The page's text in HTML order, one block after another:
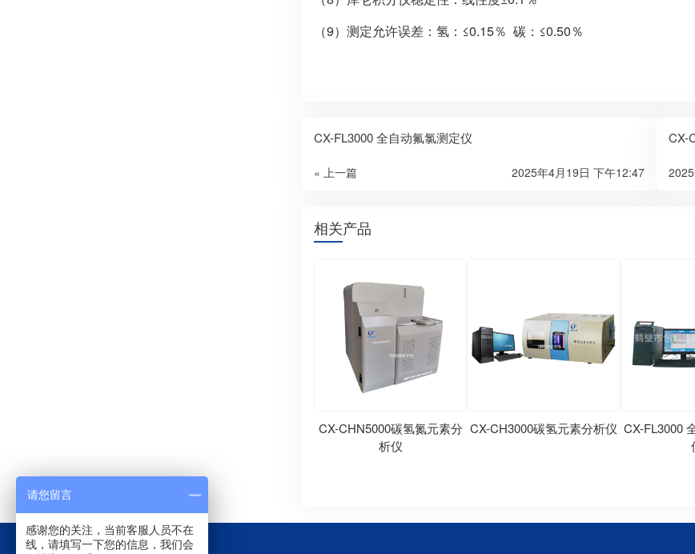
（9）测定允许误差：氢：≤0.15％ 碳：≤0.50％
CX-FL3000 全自动氟氯测定仪
« 上一篇 2025年4月19日 下午12:47
CX-
相关产品
CX-CHN5000碳氢氮元素分
析仪
CX-CH3000碳氢元素分析仪 CX-FL3000
请您留言
感谢您的关注，当前客服人员不在
线，请填写一下您的信息，我们会